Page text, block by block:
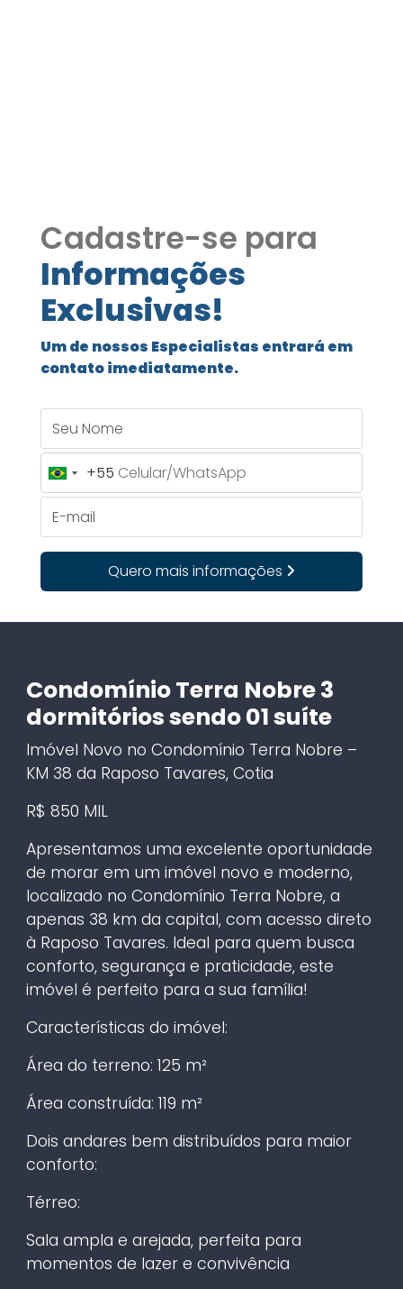
Cadastre-se para
Informações
Exclusivas!
Um de nossos Especialistas entrará em
contato imediatamente.
Brazil
+55
+55
Quero mais informações
Condomínio Terra Nobre 3
dormitórios sendo 01 suíte
Imóvel Novo no Condomínio Terra Nobre –
KM 38 da Raposo Tavares, Cotia
R$ 850 MIL
Apresentamos uma excelente oportunidade
de morar em um imóvel novo e moderno,
localizado no Condomínio Terra Nobre, a
apenas 38 km da capital, com acesso direto
à Raposo Tavares. Ideal para quem busca
conforto, segurança e praticidade, este
imóvel é perfeito para a sua família!
Características do imóvel:
Área do terreno: 125 m²
Área construída: 119 m²
Dois andares bem distribuídos para maior
conforto:
Térreo:
Sala ampla e arejada, perfeita para
momentos de lazer e convivência